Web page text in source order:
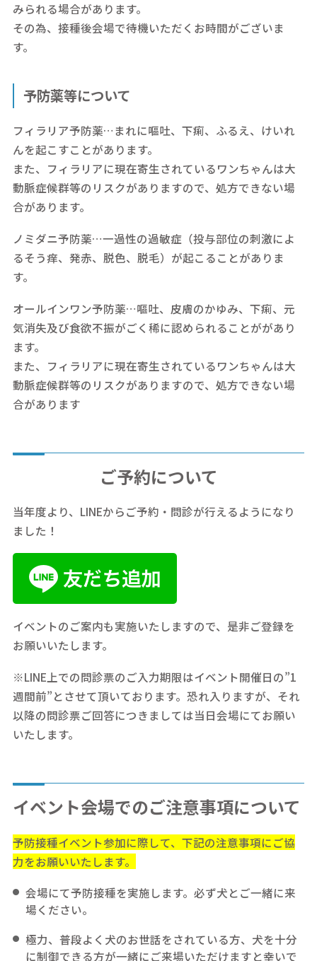
みられる場合があります。
その為、接種後会場で待機いただくお時間がございま
す。
予防薬等について
フィラリア予防薬…まれに嘔吐、下痢、ふるえ、けいれ
んを起こすことがあります。
また、フィラリアに現在寄生されているワンちゃんは大
動脈症候群等のリスクがありますので、処方できない場
合があります。
ノミダニ予防薬…一過性の過敏症（投与部位の刺激によ
るそう痒、発赤、脱色、脱毛）が起こることがありま
す。
オールインワン予防薬…嘔吐、皮膚のかゆみ、下痢、元
気消失及び食欲不振がごく稀に認められることががあり
ます。
また、フィラリアに現在寄生されているワンちゃんは大
動脈症候群等のリスクがありますので、処方できない場
合があります
ご予約について
当年度より、LINEからご予約・問診が行えるようになり
ました！
イベントのご案内も実施いたしますので、是非ご登録を
お願いいたします。
※LINE上での問診票のご入力期限はイベント開催日の”1
週間前”とさせて頂いております。恐れ入りますが、それ
以降の問診票ご回答につきましては当日会場にてお願い
いたします。
イベント会場でのご注意事項について
予防接種イベント参加に際して、下記の注意事項にご協
力をお願いいたします。
会場にて予防接種を実施します。必ず犬とご一緒に来
場ください。
極力、普段よく犬のお世話をされている方、犬を十分
に制御できる方が一緒にご来場いただけますと幸いで